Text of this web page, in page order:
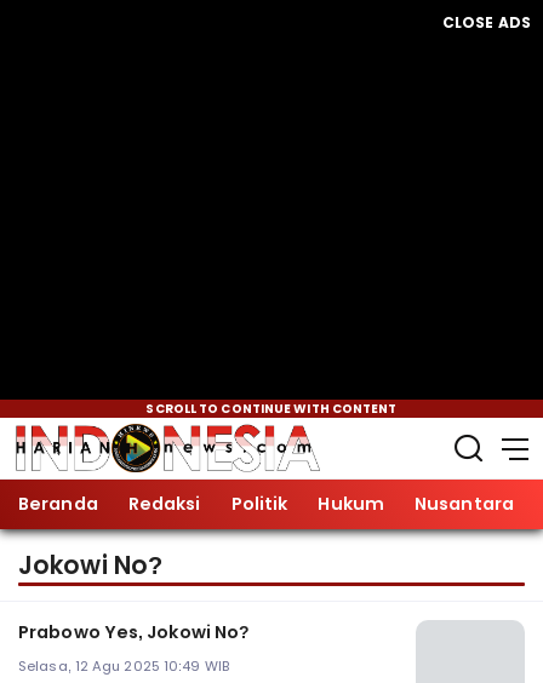
CLOSE ADS
SCROLL TO CONTINUE WITH CONTENT
Beranda Redaksi Politik Hukum Nusantara
Jokowi No?
Prabowo Yes, Jokowi No?
Selasa, 12 Agu 2025 10:49 WIB